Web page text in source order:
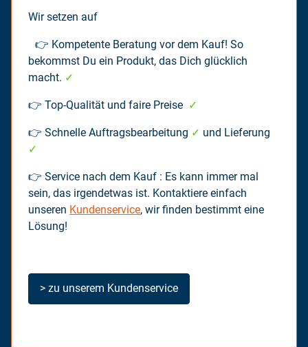
Wir setzen auf
👉 Kompetente Beratung vor dem Kauf! So
bekommst Du ein Produkt, das Dich glücklich
macht. ✓
👉 Top-Qualität und faire Preise ✓
👉 Schnelle Auftragsbearbeitung ✓ und Lieferung
✓
👉 Service nach dem Kauf : Es kann immer mal
sein, das irgendetwas ist. Kontaktiere einfach
unseren Kundenservice, wir finden bestimmt eine
Lösung!
> zu unserem Kundenservice